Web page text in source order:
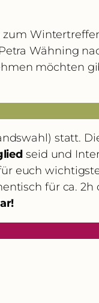
zum
Wähning
möchten
statt.
seid und
euch
für ca. 2h